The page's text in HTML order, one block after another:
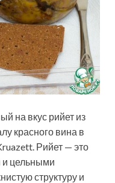
на вкус рийет из
красного вина в
Рийет — это
и цельными
структуру и